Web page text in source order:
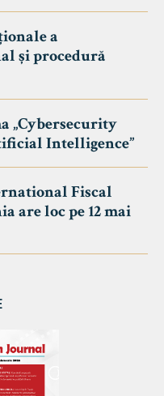
a
și procedură
„Cybersecurity
Intelligence”
Fiscal
are loc pe 12 mai